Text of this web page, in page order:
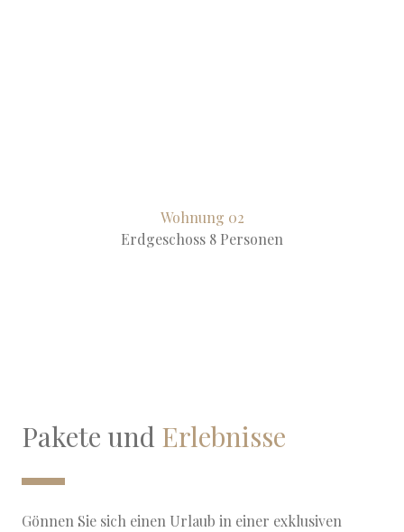
Wohnung 02
Erdgeschoss 8 Personen
Pakete und Erlebnisse
Gönnen Sie sich einen Urlaub in einer exklusiven